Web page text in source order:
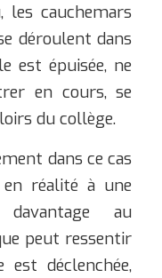
les cauchemars
déroulent dans
est épuisée, ne
en cours, se
du collège.
dans ce cas
réalité à une
au
peut ressentir
déclenchée,